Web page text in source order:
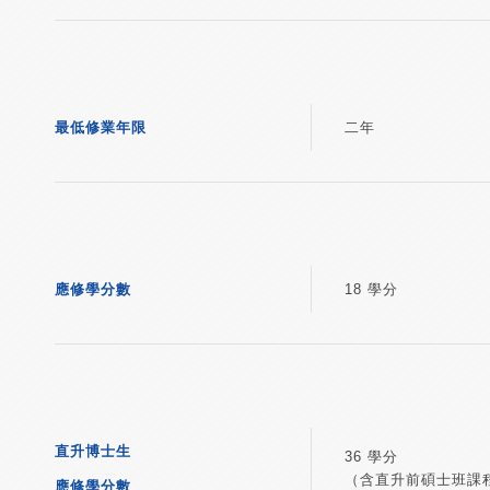
最低修業年限 二年
應修學分數 18 學分
直升博士生
應修學分數
36 學分
（含直升前碩士班課